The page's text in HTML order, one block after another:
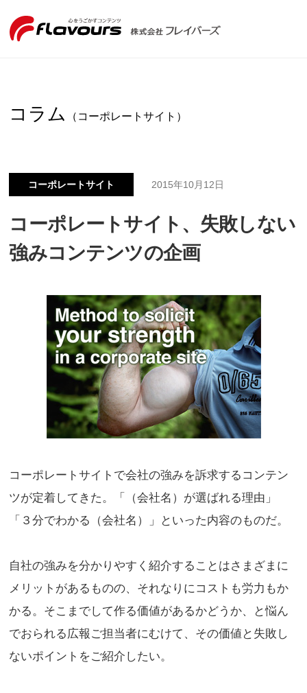
コラム （コーポレートサイト）
コーポレートサイト 2015年10月12日
コーポレートサイト、失敗しない
強みコンテンツの企画
コーポレートサイトで会社の強みを訴求するコンテン
ツが定着してきた。「（会社名）が選ばれる理由」
「３分でわかる（会社名）」といった内容のものだ。
自社の強みを分かりやすく紹介することはさまざまに
メリットがあるものの、それなりにコストも労力もか
かる。そこまでして作る価値があるかどうか、と悩ん
でおられる広報ご担当者にむけて、その価値と失敗し
ないポイントをご紹介したい。